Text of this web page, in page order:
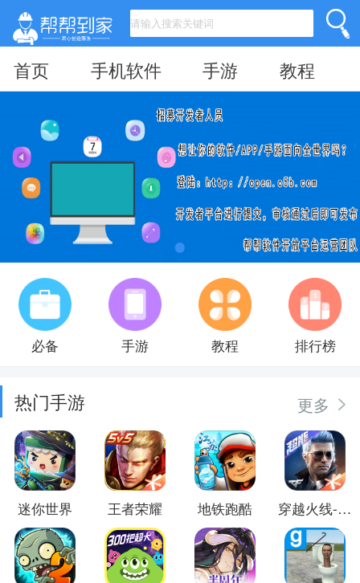
首页 手机软件 手游 教程
必备 手游 教程 排行榜
热门手游 更多
迷你世界 王者荣耀 地铁跑酷 穿越火线-枪战王者